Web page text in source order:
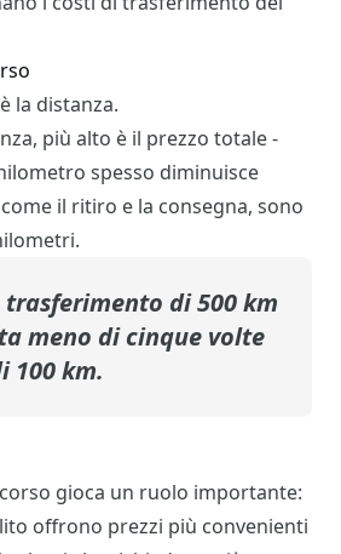
la distanza.
più alto è il prezzo totale -
spesso diminuisce
il ritiro e la consegna, sono
trasferimento di 500 km
meno di cinque volte
100 km.
gioca un ruolo importante:
offrono prezzi più convenienti